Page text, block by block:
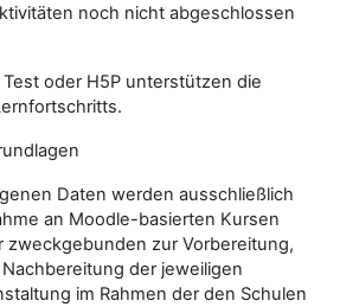
noch nicht abgeschlossen
oder H5P unterstützen die
Daten werden ausschließlich
an Moodle-basierten Kursen
zweckgebunden zur Vorbereitung,
der jeweiligen
im Rahmen der den Schulen